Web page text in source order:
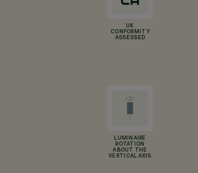
UK
CONFORMITY
ASSESSED
LUMINAIRE
ROTATION
ABOUT THE
VERTICAL AXIS